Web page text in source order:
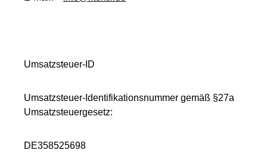
Umsatzsteuer-ID
Umsatzsteuer-Identifikationsnummer gemäß §27a
Umsatzsteuergesetz:
DE358525698